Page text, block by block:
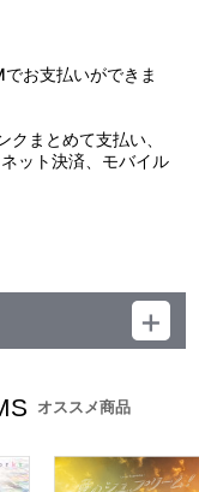
お支払いができま
まとめて支払い、
ット決済、モバイル
クスオススメ商品